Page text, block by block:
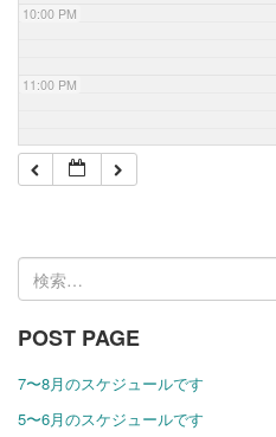
10:00 PM
11:00 PM
検
索:
POST PAGE
7〜8月のスケジュールです
5〜6月のスケジュールです